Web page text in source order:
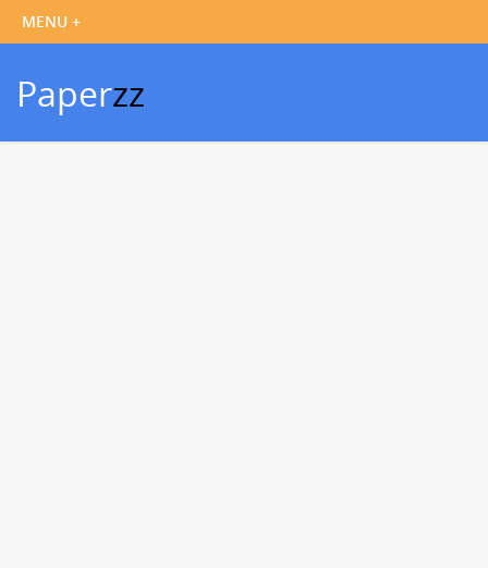
Paperzz